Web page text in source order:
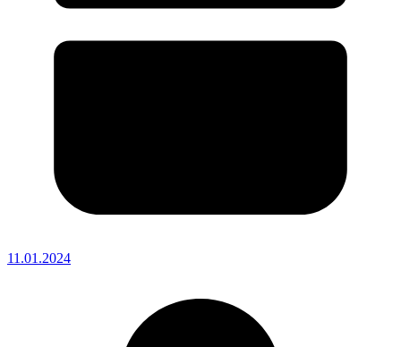
11.01.2024